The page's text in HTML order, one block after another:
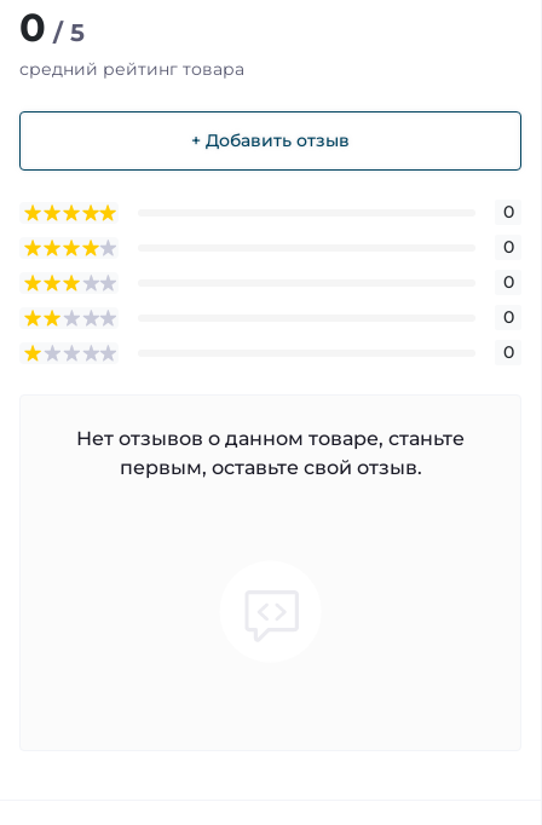
0 / 5
средний рейтинг товара
+ Добавить отзыв
0
0
0
0
0
Нет отзывов о данном товаре, станьте
первым, оставьте свой отзыв.